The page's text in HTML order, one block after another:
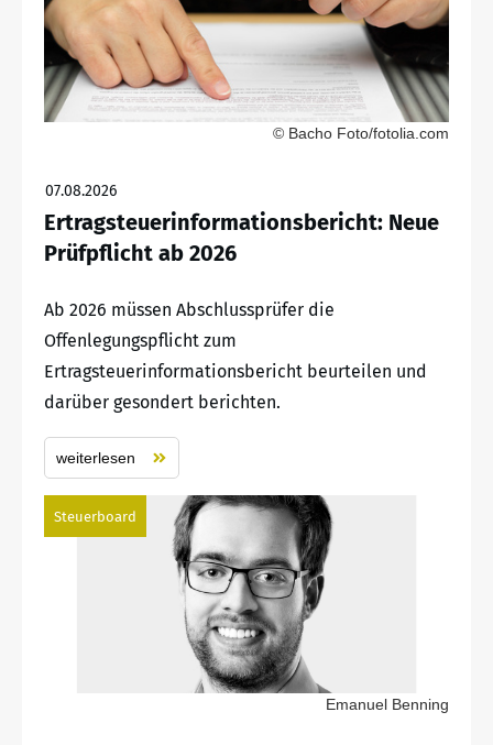
© Bacho Foto/fotolia.com
07.08.2026
Ertragsteuerinformationsbericht: Neue
Prüfpflicht ab 2026
Ab 2026 müssen Abschlussprüfer die
Offenlegungspflicht zum
Ertragsteuerinformationsbericht beurteilen und
darüber gesondert berichten.
weiterlesen
Steuerboard
Emanuel Benning